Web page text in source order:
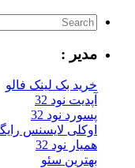
:
بک لینک فالو
نود 32
لایسنس رایگان نود 32
نود 32
سئو